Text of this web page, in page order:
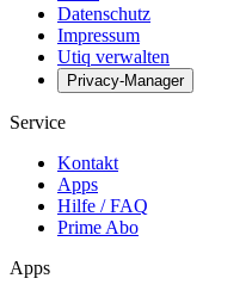
Datenschutz
Impressum
Utiq verwalten
Privacy-Manager
Service
Kontakt
Apps
Hilfe / FAQ
Prime Abo
Apps